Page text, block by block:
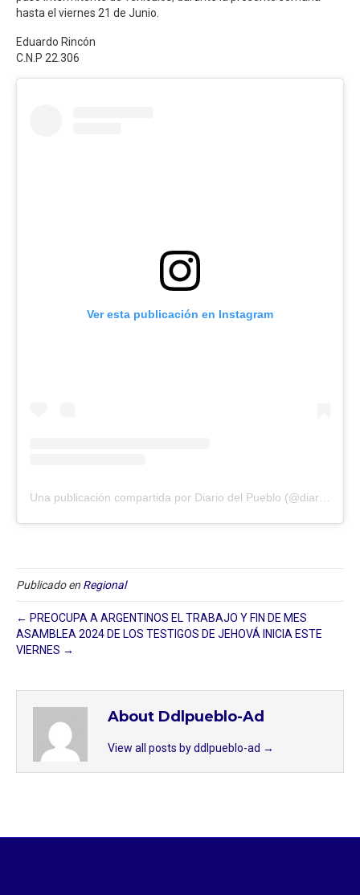
hasta el viernes 21 de Junio.
Eduardo Rincón
C.N.P 22.306
Ver esta publicación en Instagram
Publicado en Regional
← PREOCUPA A ARGENTINOS EL TRABAJO Y FIN DE MES
ASAMBLEA 2024 DE LOS TESTIGOS DE JEHOVÁ INICIA ESTE
VIERNES →
About Ddlpueblo-Ad
View all posts by ddlpueblo-ad →